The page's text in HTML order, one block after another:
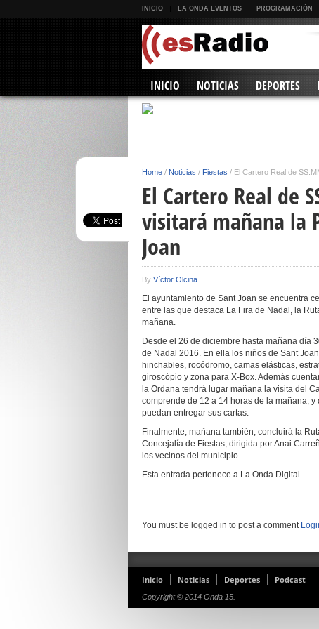
INICIO LA ONDA EVENTOS PROGRAMACIÓN
INICIO NOTICIAS DEPORTES
Home / Noticias / Fiestas / El Cartero Real de
El Cartero Real de
visitará mañana la
Joan
By Víctor Olcina
El ayuntamiento de Sant Joan se encuentra
entre las que destaca La Fira de Nadal, la
mañana.
Desde el 26 de diciembre hasta mañana día
de Nadal 2016. En ella los niños de Sant
hinchables, rocódromo, camas elásticas,
giroscópio y zona para X-Box. Además
la Ordana tendrá lugar mañana la visita del
comprende de 12 a 14 horas de la mañana,
puedan entregar sus cartas.
Finalmente, mañana también, concluirá la
Concejalía de Fiestas, dirigida por Anai
los vecinos del municipio.
Esta entrada pertenece a La Onda Digital.
You must be logged in to post a comment
Inicio Noticias Deportes Podcast
Copyright © 2014 Onda 15.